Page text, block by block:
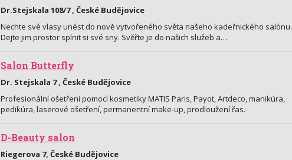
Dr.Stejskala 108/7 , České Budějovice
Nechte své vlasy unést do nově vytvořeného světa našeho kadeřnického salónu.
Dejte jim prostor splnit si své sny. Svěřte je do našich služeb a…
Salon Butterfly
Dr. Stejskala 7 , České Budějovice
Profesionální ošetření pomocí kosmetiky MATIS Paris, Payot, Artdeco, manikúra,
pedikúra, laserové ošetření, permanentní make-up, prodloužení řas.
D-Beauty salon
Riegerova 7, České Budějovice